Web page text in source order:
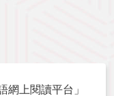
網上閱讀平台」